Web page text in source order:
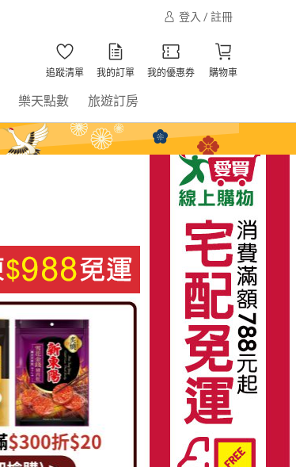
登入 / 註冊
追蹤清單 我的訂單 我的優惠券 購物車
樂天點數 旅遊訂房